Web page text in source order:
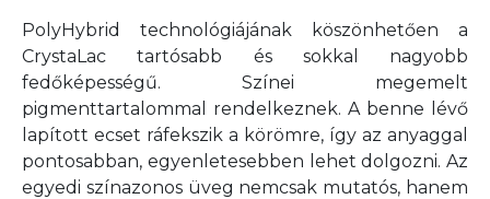
PolyHybrid technológiájának köszönhetően a
CrystaLac tartósabb és sokkal nagyobb
fedőképességű. Színei megemelt
pigmenttartalommal rendelkeznek. A benne lévő
lapított ecset ráfekszik a körömre, így az anyaggal
pontosabban, egyenletesebben lehet dolgozni. Az
egyedi színazonos üveg nemcsak mutatós, hanem